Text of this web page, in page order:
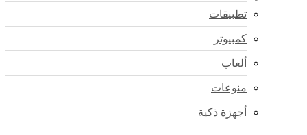
تطبيقات
كمبيوتر
ألعاب
منوعات
أجهزة ذكية